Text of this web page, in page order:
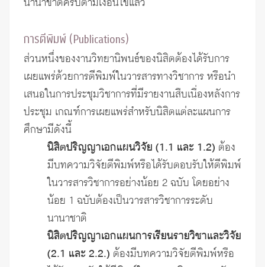
การตีพิมพ์ (Publications)
ส่วนหนึ่งของงานวิทยานิพนธ์ของนิสิตต้องได้รับการ
เผยแพร่ด้วยการตีพิมพ์ในวารสารทางวิชาการ หรือนำ
เสนอในการประชุมวิชาการที่มีรายงานสืบเนื่องหลังการ
ประชุม เกณฑ์การเผยแพร่สำหรับนิสิตแต่ละแผนการ
ศึกษามีดังนี้
นิสิตปริญญาเอกแผนวิจัย (1.1 และ 1.2) ต้อง
มีบทความวิจัยตีพิมพ์หรือได้รับตอบรับให้ตีพิมพ์
ในวารสารวิชาการอย่างน้อย 2 ฉบับ โดยอย่าง
น้อย 1 ฉบับต้องเป็นวารสารวิชาการระดับ
นานาชาติ
นิสิตปริญญาเอกแผนการเรียนรายวิชาและวิจัย
(2.1 และ 2.2.) ต้องมีบทความวิจัยตีพิมพ์หรือ